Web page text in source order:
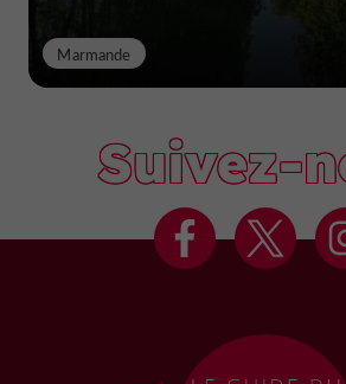
Marmande
Suivez-